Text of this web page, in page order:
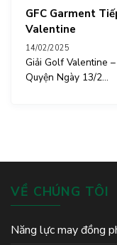
GFC Garment
Valentine
14/02/2025
Giải Golf Valentine
Quyện Ngày 13/2...
VỀ CHÚNG TÔI
Năng lực may đồng